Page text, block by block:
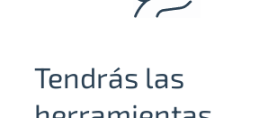
Tendrás las